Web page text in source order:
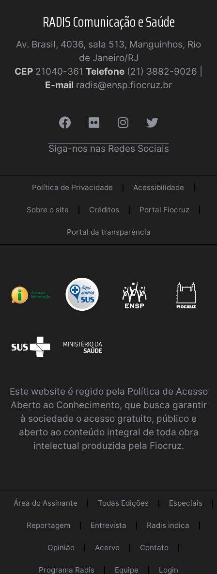
RADIS Comunicação e Saúde
Av. Brasil, 4036, sala 513, Manguinhos, Rio
de Janeiro/RJ
CEP 21040-361 Telefone (21) 3882-9026 |
E-mail radis@ensp.fiocruz.br
Siga-nos nas Redes Sociais
Política de Privacidade Acessibilidade
Sobre o site Créditos Portal Fiocruz
Portal da transparência
Este website é regido pela Política de Acesso
Aberto ao Conhecimento, que busca garantir
à sociedade o acesso gratuito, público e
aberto ao conteúdo integral de toda obra
intelectual produzida pela Fiocruz.
Área do Assinante Todas Edições Especiais
Reportagem Entrevista Radis indica
Opinião Acervo Contato
Programa Radis Equipe Login